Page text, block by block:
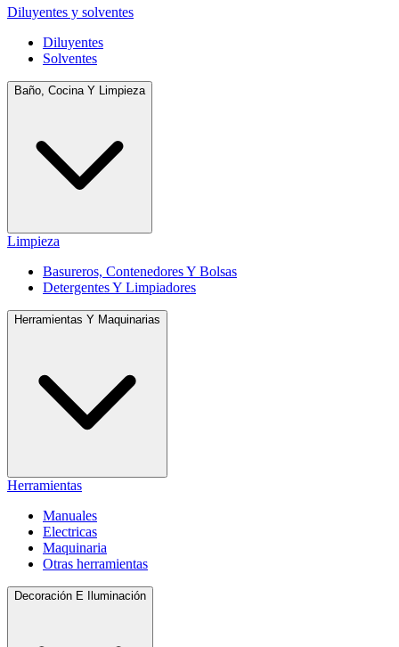
Diluyentes y solventes
Diluyentes
Solventes
Baño, Cocina Y Limpieza
Limpieza
Basureros, Contenedores Y Bolsas
Detergentes Y Limpiadores
Herramientas Y Maquinarias
Herramientas
Manuales
Electricas
Maquinaria
Otras herramientas
Decoración E Iluminación